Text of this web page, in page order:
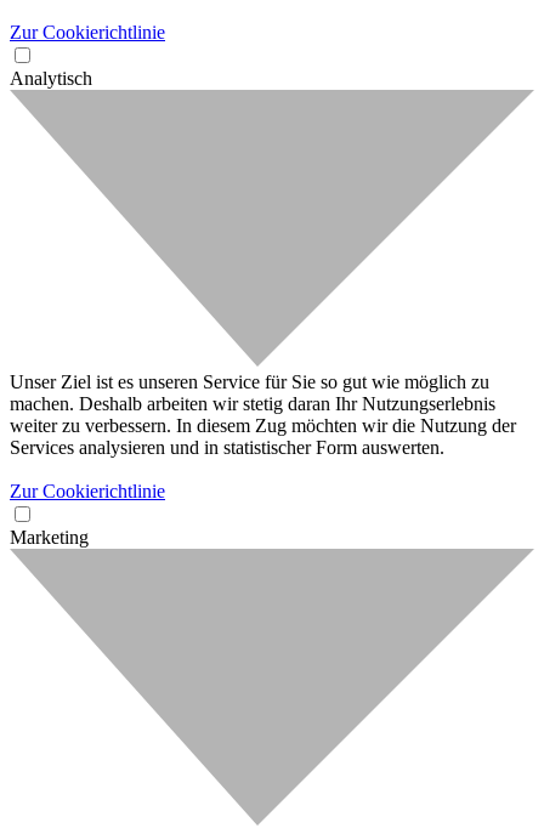
Zur Cookierichtlinie
Analytisch
Unser Ziel ist es unseren Service für Sie so gut wie möglich zu
machen. Deshalb arbeiten wir stetig daran Ihr Nutzungserlebnis
weiter zu verbessern. In diesem Zug möchten wir die Nutzung der
Services analysieren und in statistischer Form auswerten.
Zur Cookierichtlinie
Marketing